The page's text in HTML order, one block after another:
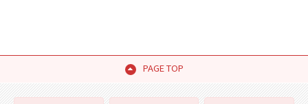
PAGE TOP